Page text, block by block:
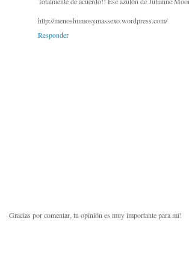
http://menoshumosymassexo.wordpress.com/
Responder
Gracias por comentar, tu opinión es muy importante para mí!